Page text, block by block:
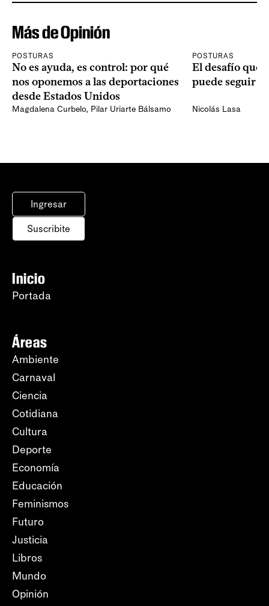
Más de Opinión
POSTURAS
No es ayuda, es control: por qué
nos oponemos a las deportaciones
desde Estados Unidos
Magdalena Curbelo, Pilar Uriarte Bálsamo
POSTURAS
El desafío que
puede seguir
Nicolás Lasa
Ingresar
Suscribite
Inicio
Portada
Áreas
Ambiente
Carnaval
Ciencia
Cotidiana
Cultura
Deporte
Economía
Educación
Feminismos
Futuro
Justicia
Libros
Mundo
Opinión